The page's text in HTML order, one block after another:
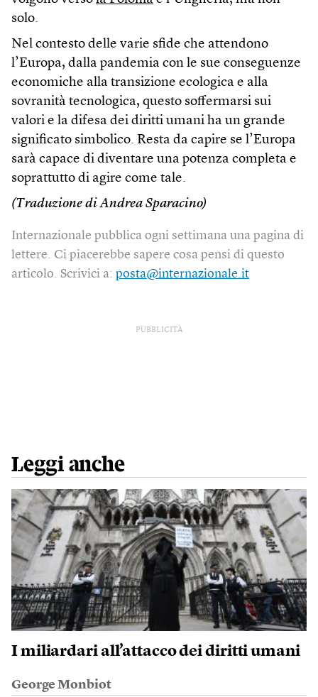
solo.
Nel contesto delle varie sfide che attendono
l’Europa, dalla pandemia con le sue conseguenze
economiche alla transizione ecologica e alla
sovranità tecnologica, questo soffermarsi sui
valori e la difesa dei diritti umani ha un grande
significato simbolico. Resta da capire se l’Europa
sarà capace di diventare una potenza completa e
soprattutto di agire come tale.
(Traduzione di Andrea Sparacino)
Internazionale pubblica ogni settimana una pagina di
lettere. Ci piacerebbe sapere cosa pensi di questo
articolo. Scrivici a: posta@internazionale.it
PUBBLICITÀ
Leggi anche
I miliardari all’attacco dei diritti umani
George Monbiot